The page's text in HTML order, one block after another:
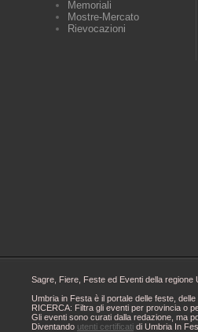
Memoriali
Mostre-Mercato
Rievocazioni
Sagre, Fiere, Feste ed Eventi della regione
Umbria in Festa è il portale delle feste,
RICERCA: Filtra gli eventi per provincia o
Gli eventi sono curati dalla redazione, ma
Diventando utenti certificati di Umbria In